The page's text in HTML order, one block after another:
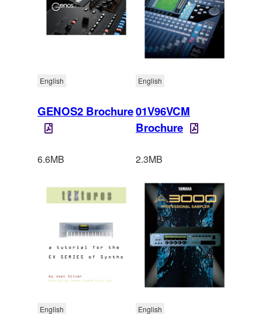
GENOS2 Brochure
English
6.6MB
01V96VCM
Brochure
English
2.3MB
English English